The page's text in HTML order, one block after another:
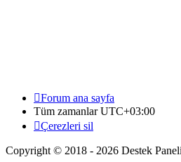
Forum ana sayfa
Tüm zamanlarUTC+03:00
Çerezleri sil
Copyright © 2018 - 2026 Destek Paneli